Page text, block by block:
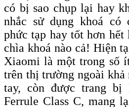
có bị sao chụp lại hay
nhắc sử dụng khoá có
phức tạp hay tốt hơn hết
chìa khoá nào cả! Hiện
Xiaomi là một trong số
trên thị trường ngoài khả
tay, còn được trang bị
Ferrule Class C, mang